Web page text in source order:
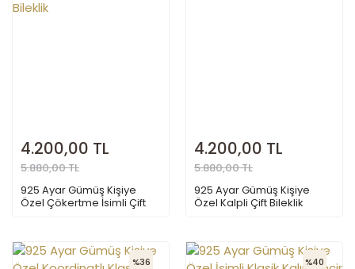
4.200,00 TL
5.880,00 TL
925 Ayar Gümüş Kişiye
Özel Çökertme İsimli Çift
4.200,00 TL
5.880,00 TL
925 Ayar Gümüş Kişiye
Özel Kalpli Çift Bileklik
%36 %40